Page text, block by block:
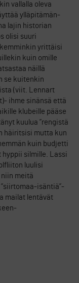
vallalla oleva
ylläpitämän-
lajin historian
olisi suuri
yrittäisi
kuin omille
näillä
se kuitenkin
(viit. Lennart
ihme sinänsä että
klubeille pääse
kuulua ”rengistä
häiritsisi mutta kun
kuin budjetti
silmille. Lassi
luulisi
meitä
isäntiä”-
mailat lentävät